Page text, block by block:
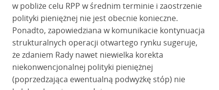
w pobliże celu RPP w średnim terminie i zaostrzenie
polityki pieniężnej nie jest obecnie konieczne.
Ponadto, zapowiedziana w komunikacie kontynuacja
strukturalnych operacji otwartego rynku sugeruje,
że zdaniem Rady nawet niewielka korekta
niekonwencjonalnej polityki pieniężnej
(poprzedzająca ewentualną podwyżkę stóp) nie